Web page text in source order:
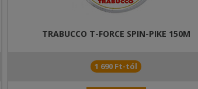
TRABUCCO T-FORCE SPIN-PIKE 150M
1 690 Ft-tól